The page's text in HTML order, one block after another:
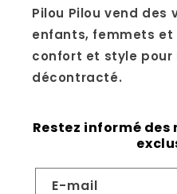
Pilou Pilou vend des
enfants, femmets
confort et style pour
décontracté.
Restez informé
E-mail